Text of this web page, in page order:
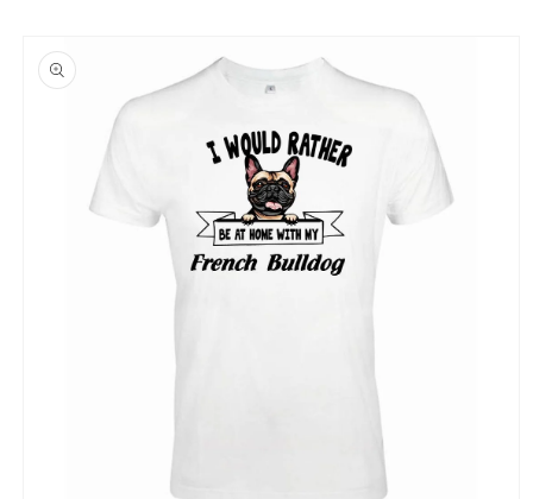
product
information